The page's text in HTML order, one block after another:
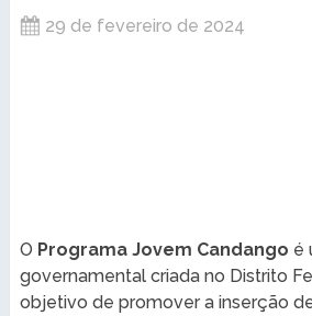
29 de fevereiro de 2024
O Programa Jovem Candango é
governamental criada no Distrito
objetivo de promover a inserção